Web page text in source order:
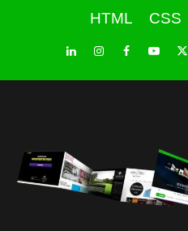
HTML CSS
LinkedInInstagramFacebookYoutube
X